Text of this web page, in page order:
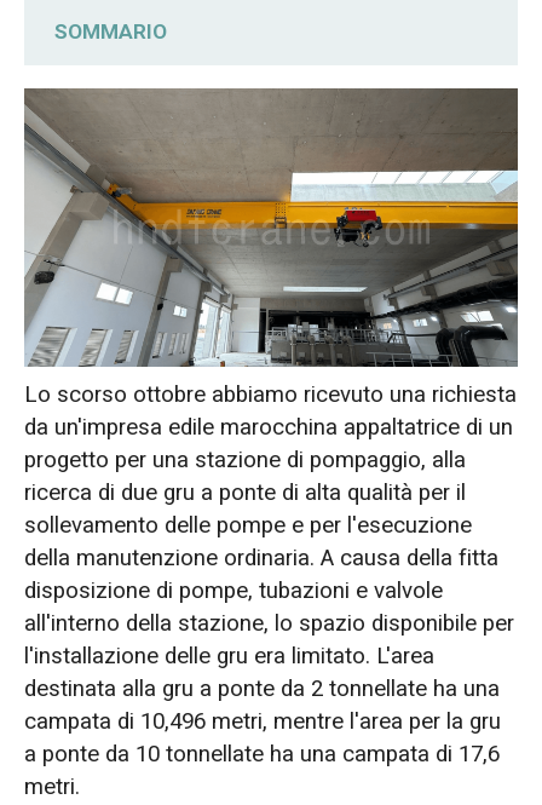
SOMMARIO
Due approcci distinti alla personalizzazione
Servizi completi, dalla produzione
all'installazione: soluzioni end-to-end.
Funzionamento di gru a ponte di alta
qualità, fluido e stabile, comprovato.
Contattaci
Lo scorso ottobre abbiamo ricevuto una richiesta
da un'impresa edile marocchina appaltatrice di un
progetto per una stazione di pompaggio, alla
ricerca di due gru a ponte di alta qualità per il
sollevamento delle pompe e per l'esecuzione
della manutenzione ordinaria. A causa della fitta
disposizione di pompe, tubazioni e valvole
all'interno della stazione, lo spazio disponibile per
l'installazione delle gru era limitato. L'area
destinata alla gru a ponte da 2 tonnellate ha una
campata di 10,496 metri, mentre l'area per la gru
a ponte da 10 tonnellate ha una campata di 17,6
metri.